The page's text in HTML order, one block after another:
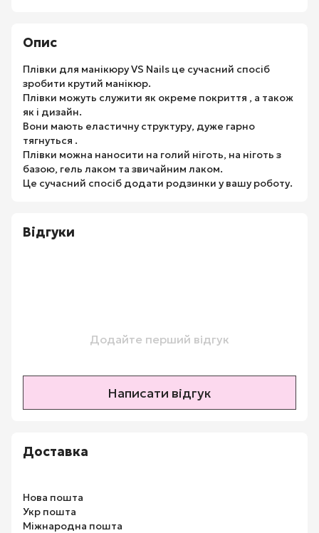
Опис
Плівки для манікюру VS Nails це сучасний спосіб
зробити крутий манікюр.
Плівки можуть служити як окреме покриття , а також
як і дизайн.
Вони мають еластичну структуру, дуже гарно
тягнуться .
Плівки можна наносити на голий ніготь, на ніготь з
базою, гель лаком та звичайним лаком.
Це сучасний спосіб додати родзинки у вашу роботу.
Відгуки
Додайте перший відгук
Написати відгук
Доставка
Нова пошта
Укр пошта
Міжнародна пошта